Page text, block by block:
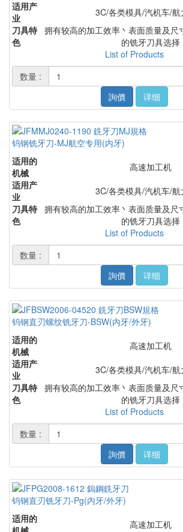
适用产
业
3C/各类模具/汽机车/航
刀具特
色
拥有较高的加工效率丶表面质量及尺
的铣牙刀具选择
List of Products
数量 :
詢價
详细
钨钢铣牙刀-MJ航空专用(内牙)
适用的
机械
高速加工机
适用产
业
3C/各类模具/汽机车/航
刀具特
色
拥有较高的加工效率丶表面质量及尺
的铣牙刀具选择
List of Products
数量 :
詢價
详细
钨钢直刃螺纹铣牙刀-BSW(内牙/外牙)
适用的
机械
高速加工机
适用产
业
3C/各类模具/汽机车/航
刀具特
色
拥有较高的加工效率丶表面质量及尺
的铣牙刀具选择
List of Products
数量 :
詢價
详细
钨钢直刃铣牙刀-Pg(内牙/外牙)
适用的
高速加工机